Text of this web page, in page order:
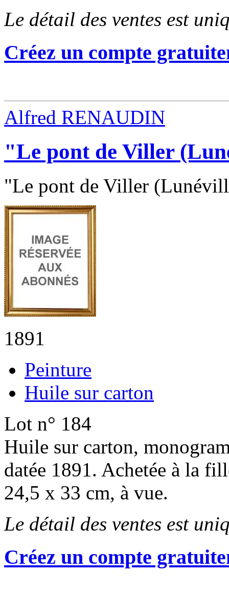
Le détail des ventes est
Créez un compte
Alfred RENAUDIN
"Le pont de Viller
"Le pont de Viller
1891
Peinture
Huile sur carton
Lot n° 184
Huile sur carton,
datée 1891. Achetée à la
24,5 x 33 cm, à vue.
Le détail des ventes est
Créez un compte